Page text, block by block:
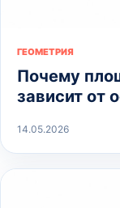
ГЕОМЕТРИЯ
Почему
зависит от
14.05.2026